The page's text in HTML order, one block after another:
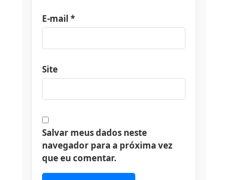
E-mail *
Site
Salvar meus dados neste
navegador para a próxima vez
que eu comentar.